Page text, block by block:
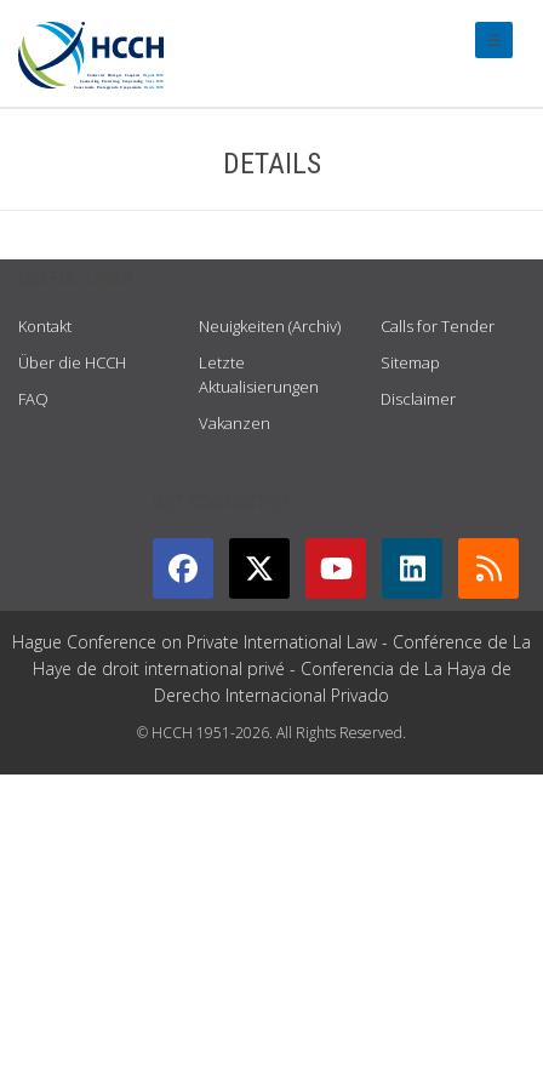
DETAILS
Kontakt
Über die HCCH
FAQ
Neuigkeiten (Archiv)
Letzte
Aktualisierungen
Vakanzen
Calls for Tender
Sitemap
Disclaimer
Hague Conference on Private International Law - Conférence de La
Haye de droit international privé - Conferencia de La Haya de
Derecho Internacional Privado
© HCCH 1951-2026. All Rights Reserved.